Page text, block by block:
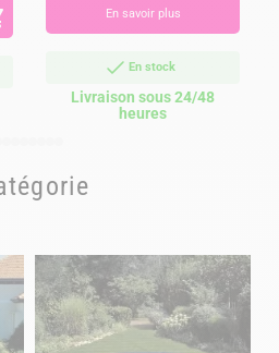
En savoir plus
En stock
Livraison sous 24/48
heures